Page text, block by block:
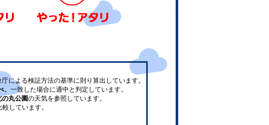
による検証方法の基準に則り算出しています。
一致した場合に適中と判定しています。
丸公園の天気を参照しています。
しています。